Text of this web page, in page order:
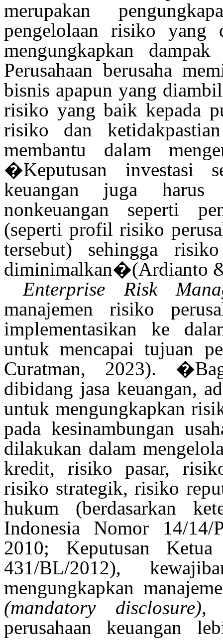
merupakan
pengelolaan risiko yang
mengungkapkan
Perusahaan berusaha
bisnis apapun yang
risiko yang baik kepada
risiko dan
membantu dalam
�Keputusan investasi
keuangan juga harus
nonkeuangan seperti
(seperti profil risiko
tersebut) sehingga
diminimalkan�(Ardianto
Enterprise Risk
manajemen risiko
implementasikan ke
untuk mencapai tujuan
Curatman, 2023).
dibidang jasa keuangan,
untuk mengungkapkan
pada kesinambungan
dilakukan dalam
kredit, risiko pasar,
risiko strategik, risiko
hukum (berdasarkan
Indonesia Nomor 14/
2010; Keputusan
431/BL/2012),
mengungkapkan
(mandatory disclosure),
perusahaan keuangan